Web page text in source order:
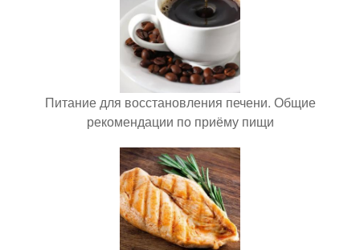
Питание для восстановления печени. Общие
рекомендации по приёму пищи